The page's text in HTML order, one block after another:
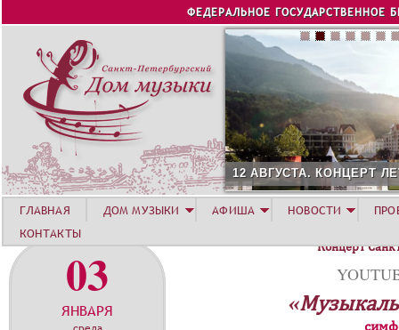
Jump to navigation
ФЕДЕРАЛЬНОЕ ГОСУДАРСТВЕННОЕ
12 АВГУСТА. КОНЦЕРТ
03
ЯНВАРЯ
Концерт
ГЛАВНАЯ ДОМ МУЗЫКИ АФИША НОВОСТИ
КОНТАКТЫ